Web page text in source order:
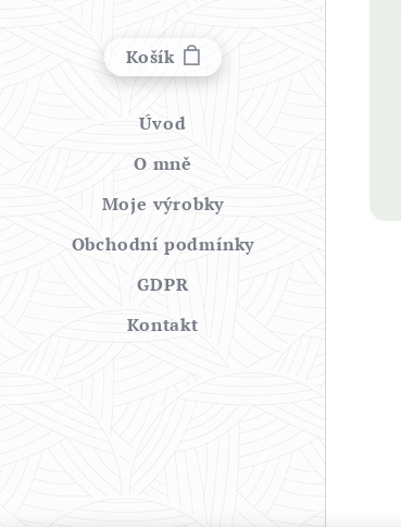
Košík
Úvod
O mně
Moje výrobky
Obchodní podmínky
GDPR
Kontakt